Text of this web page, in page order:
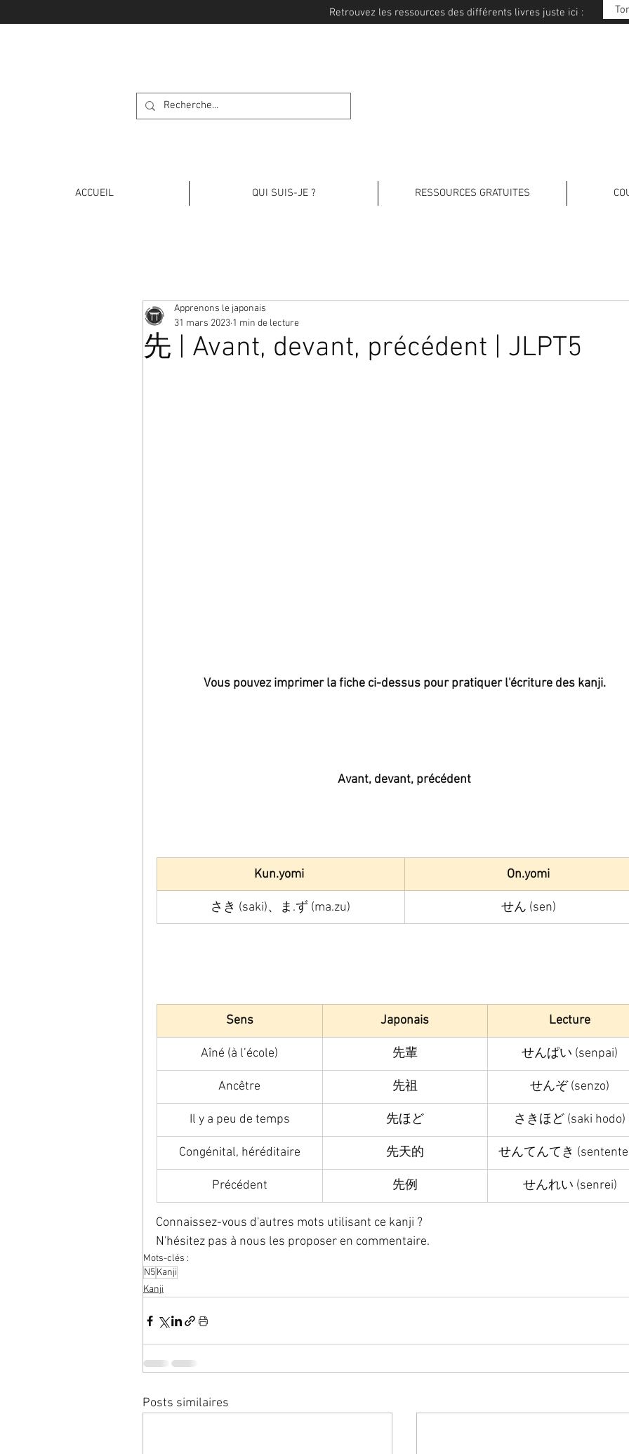
Retrouvez les ressources des différents livres juste ici :
ACCUEIL QUI SUIS-JE ? RESSOURCES GRATUITES
先 | Avant, devant, précédent | JLPT5
Apprenons le japonais
31 mars 2023 1 min de lecture
Vous pouvez imprimer la fiche ci-dessus pour pratiquer l'écriture des kanji.
Avant, devant, précédent
Kun.yomi On.yomi
さき (saki)、ま.ず (ma.zu) せん (sen)
Sens Japonais Lecture
Aîné (à l’école) 先輩 せんぱい (senpai)
Ancêtre 先祖 せんぞ (senzo)
Il y a peu de temps 先ほど さきほど (saki hodo)
Congénital, héréditaire 先天的 せんてんてき
Précédent 先例 せんれい (senrei)
Connaissez-vous d'autres mots utilisant ce kanji ?
N'hésitez pas à nous les proposer en commentaire.
Mots-clés :
N5Kanji
Kanji
Posts similaires